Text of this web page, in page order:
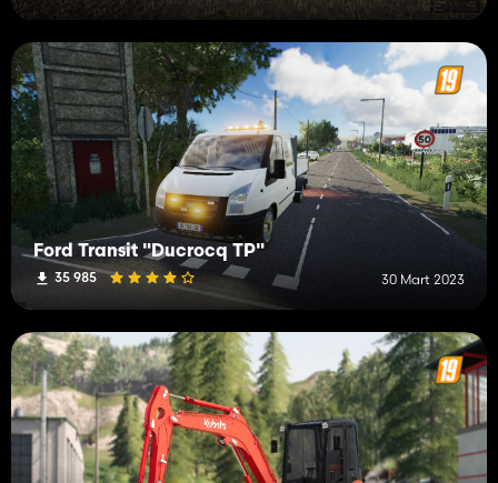
Ford Transit "Ducrocq TP"
35 985 30 Mart 2023